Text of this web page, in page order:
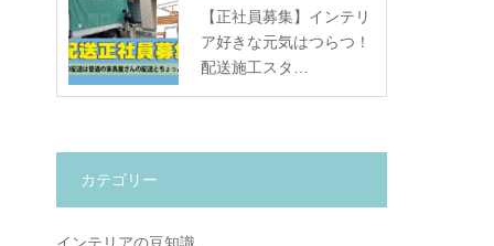
【正社員募集】インテリ
ア好きな元気はつらつ！
配送施工スタ…
カテゴリー